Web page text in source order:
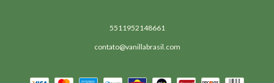
5511952148661
contato@vanillabrasil.com